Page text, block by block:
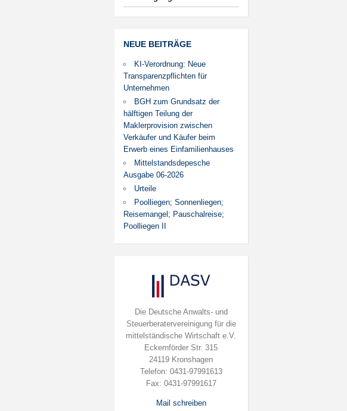
NEUE BEITRÄGE
KI-Verordnung: Neue
Transparenzpflichten für
Unternehmen
BGH zum Grundsatz der
hälftigen Teilung der
Maklerprovision zwischen
Verkäufer und Käufer beim
Erwerb eines Einfamilienhauses
Mittelstandsdepesche
Ausgabe 06-2026
Urteile
Poolliegen; Sonnenliegen;
Reisemangel; Pauschalreise;
Poolliegen II
Die Deutsche Anwalts- und
Steuerberatervereinigung für die
mittelständische Wirtschaft e.V.
Eckernförder Str. 315
24119 Kronshagen
Telefon: 0431-97991613
Fax: 0431-97991617
Mail schreiben